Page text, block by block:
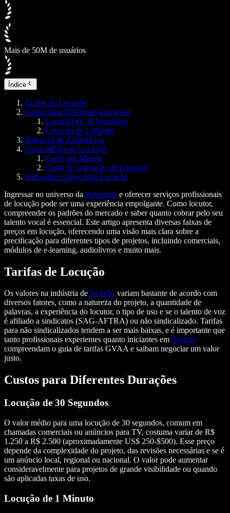
Mais de 50M de usuários
Índice
Tarifas de Locução
Custos para Diferentes Durações
Locução de 30 Segundos
Locução de 1 Minuto
Narração de Audiolivros
Custo Médio de Locução
Custo por Minuto
Custo de Gravação de Locução
Softwares e Apps para Locução
Ingressar no universo da dublagem e oferecer serviços profissionais
de locução pode ser uma experiência empolgante. Como locutor,
compreender os padrões do mercado e saber quanto cobrar pelo seu
talento vocal é essencial. Este artigo apresenta diversas faixas de
preços em locução, oferecendo uma visão mais clara sobre a
precificação para diferentes tipos de projetos, incluindo comerciais,
módulos de e-learning, audiolivros e muito mais.
Tarifas de Locução
Os valores na indústria de locução variam bastante de acordo com
diversos fatores, como a natureza do projeto, a quantidade de
palavras, a experiência do locutor, o tipo de uso e se o talento de voz
é afiliado a sindicatos (SAG-AFTRA) ou não sindicalizado. Tarifas
para não sindicalizados tendem a ser mais baixas, e é importante que
tanto profissionais experientes quanto iniciantes em locução
compreendam o guia de tarifas GVAA e saibam negociar um valor
justo.
Custos para Diferentes Durações
Locução de 30 Segundos
O valor médio para uma locução de 30 segundos, comum em
chamadas comerciais ou anúncios para TV, costuma variar de R$
1.250 a R$ 2.500 (aproximadamente US$ 250-$500). Esse preço
depende da complexidade do projeto, das revisões necessárias e se é
um anúncio local, regional ou nacional. O valor pode aumentar
consideravelmente para projetos de grande visibilidade ou quando
são aplicadas taxas de uso.
Locução de 1 Minuto